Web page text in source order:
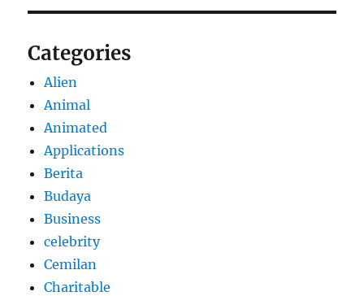
Categories
Alien
Animal
Animated
Applications
Berita
Budaya
Business
celebrity
Cemilan
Charitable